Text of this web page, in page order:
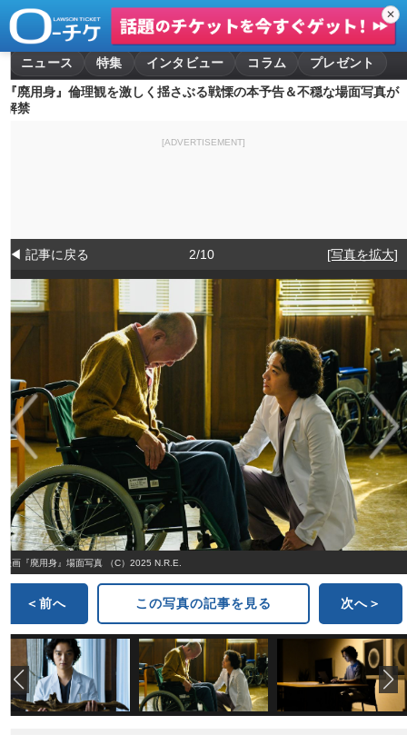
✕
ニュース 特集 インタビュー コラム
プレゼント
『廃用身』倫理観を激しく揺さぶる戦慄の本予告＆不穏な場面写真が
解禁
[ADVERTISEMENT]
◀ 記事に戻る 2/10 [写真を拡大]
映画『廃用身』場面写真 （C）2025 N.R.E.
＜前へ この写真の記事を見る 次へ＞